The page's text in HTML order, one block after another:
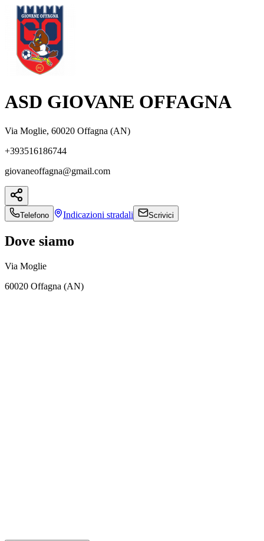
ASD GIOVANE OFFAGNA
Via Moglie, 60020 Offagna (AN)
+393516186744
giovaneoffagna@gmail.com
Telefono Indicazioni stradali Scrivici
Dove siamo
Via Moglie
60020 Offagna (AN)